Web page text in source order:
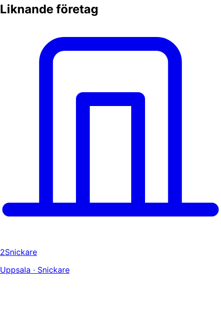
Liknande företag
2Snickare
Uppsala · Snickare